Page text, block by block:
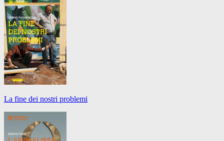
La fine dei nostri problemi